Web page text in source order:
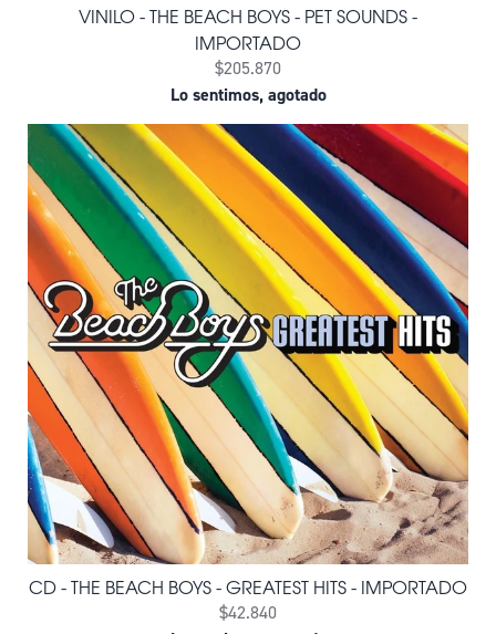
VINILO - THE BEACH BOYS - PET SOUNDS -
IMPORTADO
$205.870
Lo sentimos, agotado
CD - THE BEACH BOYS - GREATEST HITS - IMPORTADO
$42.840